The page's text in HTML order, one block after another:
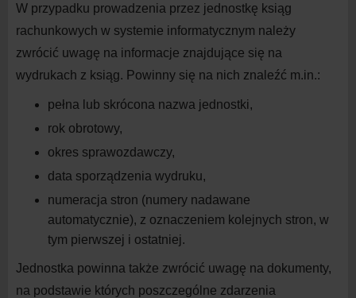
W przypadku prowadzenia przez jednostkę ksiąg
rachunkowych w systemie informatycznym należy
zwrócić uwagę na informacje znajdujące się na
wydrukach z ksiąg. Powinny się na nich znaleźć m.in.:
pełna lub skrócona nazwa jednostki,
rok obrotowy,
okres sprawozdawczy,
data sporządzenia wydruku,
numeracja stron (numery nadawane
automatycznie), z oznaczeniem kolejnych stron, w
tym pierwszej i ostatniej.
Jednostka powinna także zwrócić uwagę na dokumenty,
na podstawie których poszczególne zdarzenia